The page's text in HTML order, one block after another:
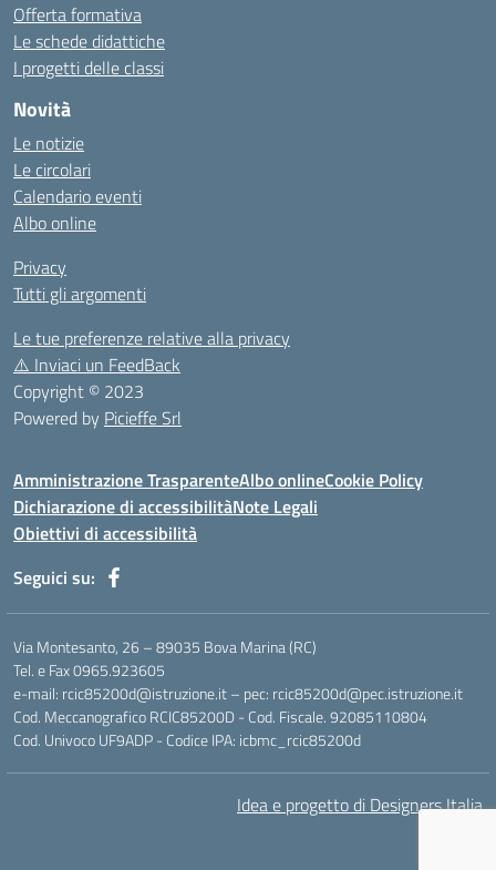
Offerta formativa
Le schede didattiche
I progetti delle classi
Novità
Le notizie
Le circolari
Calendario eventi
Albo online
Privacy
Tutti gli argomenti
Le tue preferenze relative alla privacy
⚠️ Inviaci un FeedBack
Copyright © 2023
Powered by Picieffe Srl
Amministrazione TrasparenteAlbo onlineCookie Policy
Dichiarazione di accessibilitàNote Legali
Obiettivi di accessibilità
Seguici su:
Via Montesanto, 26 – 89035 Bova Marina (RC)
Tel. e Fax 0965.923605
e-mail: rcic85200d@istruzione.it – pec: rcic85200d@pec.istruzione.it
Cod. Meccanografico RCIC85200D - Cod. Fiscale. 92085110804
Cod. Univoco UF9ADP - Codice IPA: icbmc_rcic85200d
Idea e progetto di Designers Italia